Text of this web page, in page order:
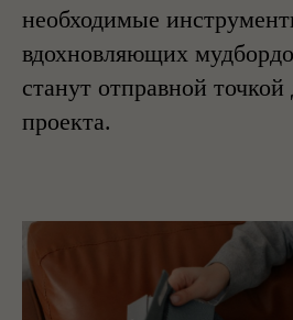
необходимые
вдохновляющих
станут отправной точкой
проекта.